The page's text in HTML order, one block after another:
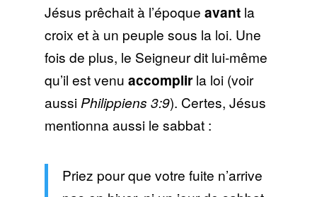
Jésus prêchait à l’époque avantla
croix et à un peuple sous la loi. Une
fois de plus, le Seigneur dit lui-même
qu’il est venu accomplirla loi (voir
aussi Philippiens 3:9). Certes, Jésus
mentionna aussi le sabbat :
Priez pour que votre fuite n’arrive